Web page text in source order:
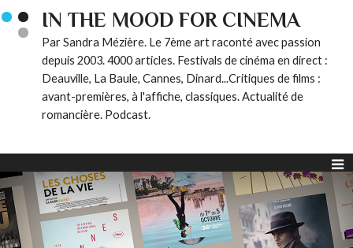
IN THE MOOD FOR CINEMA
Par Sandra Mézière. Le 7ème art raconté avec passion
depuis 2003. 4000 articles. Festivals de cinéma en direct :
Deauville, La Baule, Cannes, Dinard...Critiques de films :
avant-premières, à l'affiche, classiques. Actualité de
romancière. Podcast.